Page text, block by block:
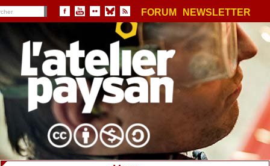
FORUM NEWSLETTER